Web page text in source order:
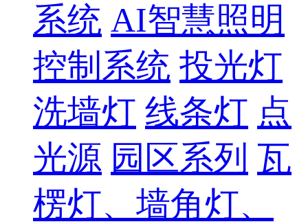
系统 AI智慧照明
控制系统 投光灯
洗墙灯 线条灯 点
光源 园区系列 瓦
楞灯、墙角灯、